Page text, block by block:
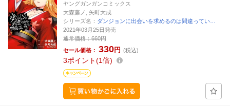
ヤングガンガンコミックス
大森藤ノ, 矢町大成
シリーズ名： ダンジョンに出会いを求めるのは間違ってい…
2021年03月25日発売
通常価格：660円
セール価格： 330円 (税込)
3ポイント 1倍